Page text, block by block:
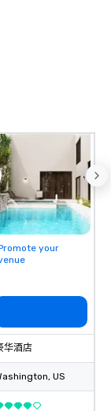
your
华酒店
, US